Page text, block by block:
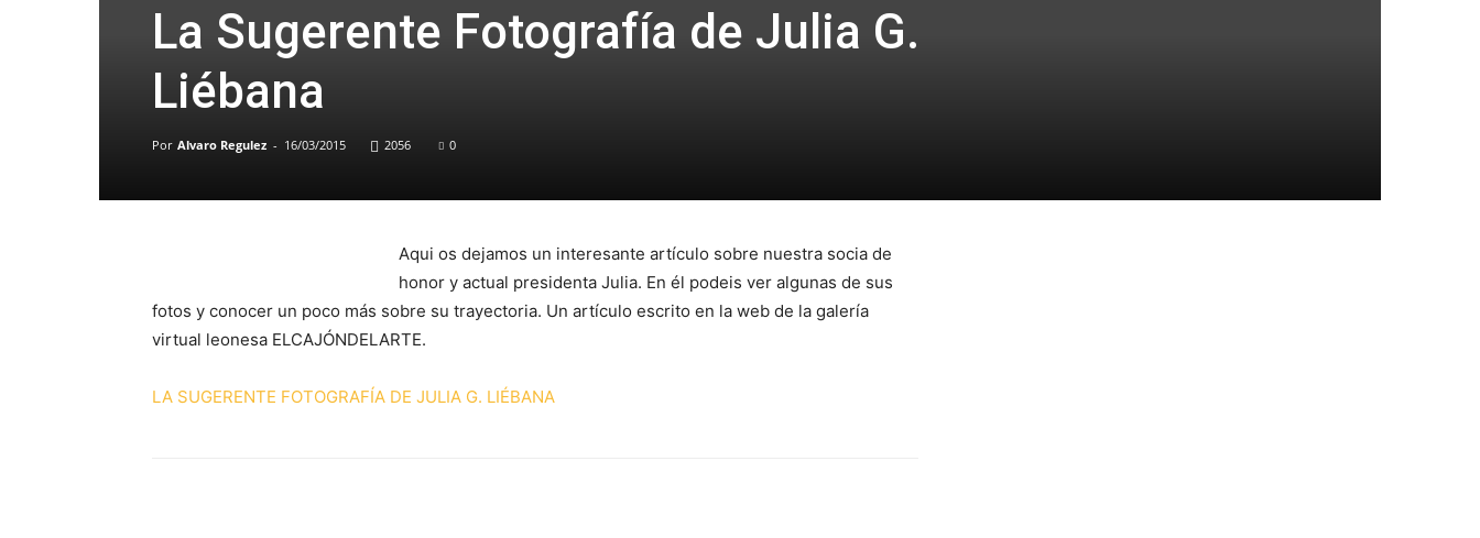
La Sugerente Fotografía de Julia G.
Liébana
Por Alvaro Regulez - 16/03/2015 2056 0
Aqui os dejamos un interesante artículo sobre nuestra socia de
honor y actual presidenta Julia. En él podeis ver algunas de sus
fotos y conocer un poco más sobre su trayectoria. Un artículo escrito en la web de la galería
virtual leonesa ELCAJÓNDELARTE.
LA SUGERENTE FOTOGRAFÍA DE JULIA G. LIÉBANA